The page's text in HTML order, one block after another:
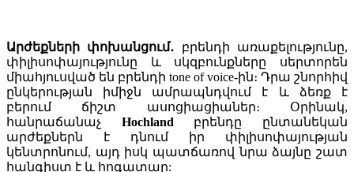
Արժեքների փոխանցում․ բրենդի առաքելությունը,
փիլիսոփայությունը և սկզբունքները սերտորեն
միահյուսված են բրենդի tone of voice-ին։ Դրա շնորհիվ
ընկերության իմիջն ամրապնդվում է և ձեռք է
բերում ճիշտ ասոցիացիաներ։ Օրինակ,
հանրաճանաչ Hochland բրենդը ընտանեկան
արժեքներն է դնում իր փիլիսոփայության
կենտրոնում, այդ իսկ պատճառով նրա ձայնը շատ
հանգիստ է և հոգատար: